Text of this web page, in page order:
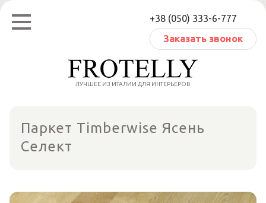
Перейти
содержанию
+38 (050) 333-6-777
Заказать звонок
ЛУЧШЕЕ ИЗ ИТАЛИИ ДЛЯ ИНТЕРЬЕРОВ
Паркет Timberwise Ясень
Селект